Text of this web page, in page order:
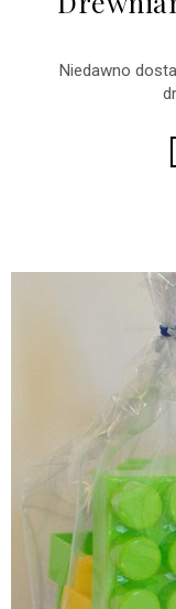
Niedawno